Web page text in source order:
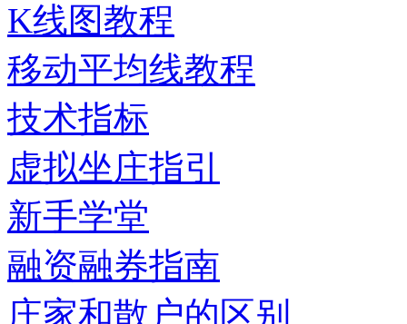
K线图教程
移动平均线教程
技术指标
虚拟坐庄指引
新手学堂
融资融券指南
庄家和散户的区别